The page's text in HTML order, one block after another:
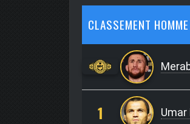
CLASSEMENT
1